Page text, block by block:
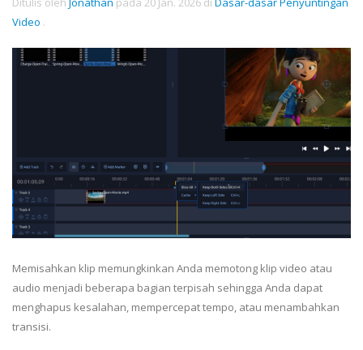
Video .
Memisahkan klip memungkinkan Anda memotong klip video atau
audio menjadi beberapa bagian terpisah sehingga Anda dapat
menghapus kesalahan, mempercepat tempo, atau menambahkan
transisi.